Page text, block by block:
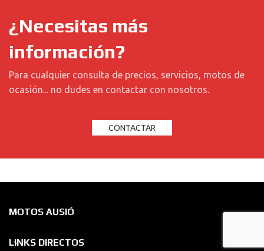
¿Necesitas más
información?
Para cualquier consulta de precios, servicios, motos de
ocasión... no dudes en contactar con nosotros.
CONTACTAR
MOTOS AUSIÓ
LINKS DIRECTOS